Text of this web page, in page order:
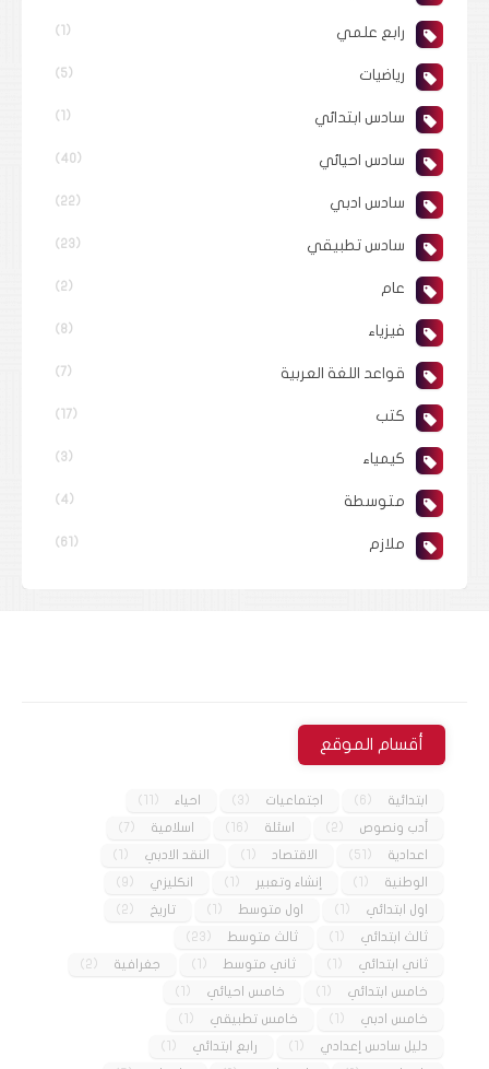
رابع علمي (1)
رياضيات (5)
سادس ابتدائي (1)
سادس احيائي (40)
سادس ادبي (22)
سادس تطبيقي (23)
عام (2)
فيزياء (8)
قواعد اللغة العربية (7)
كتب (17)
كيمياء (3)
متوسطة (4)
ملازم (61)
أقسام الموقع
ابتدائية (6) اجتماعيات (3) احياء (11)
أدب ونصوص (2) اسئلة (16) اسلامية (7)
اعدادية (51) الاقتصاد (1) النقد الادبي (1)
الوطنية (1) إنشاء وتعبير (1) انكليزي (9)
اول ابتدائي (1) اول متوسط (1) تاريخ (2)
ثالث ابتدائي (1) ثالث متوسط (23)
ثاني ابتدائي (1) ثاني متوسط (1) جغرافية (2)
خامس ابتدائي (1) خامس احيائي (1)
خامس ادبي (1) خامس تطبيقي (1)
دليل سادس إعدادي (1) رابع ابتدائي (1)